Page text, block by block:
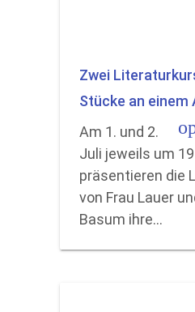
Zwei
Stücke an einem
Am 1. und 2.
Juli jeweils um
präsentieren die
von Frau Lauer
Basum ihre…